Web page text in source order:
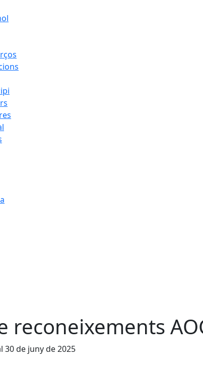
reconeixements
30 de juny de 2025